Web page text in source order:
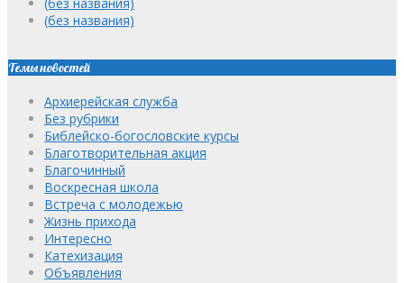
(без названия)
Темы новостей
Архиерейская служба
Без рубрики
Библейско-богословские курсы
Благотворительная акция
Благочинный
Воскресная школа
Встреча с молодежью
Жизнь прихода
Интересно
Катехизация
Объявления